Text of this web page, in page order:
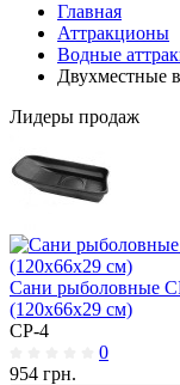
Главная
Аттракционы
Водные
Двухместные
Лидеры продаж
Сани рыболовные
(120x66x29 см)
CP-4
0
954 грн.